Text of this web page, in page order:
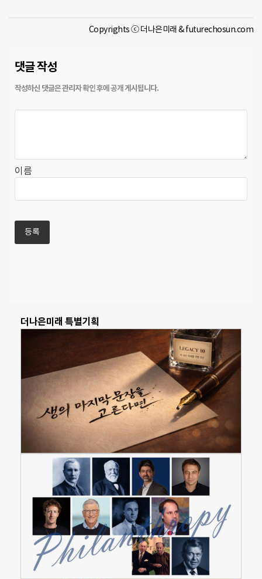
Copyrights ⓒ 더나은미래 & futurechosun.com
댓글 작성
이름
더나은미래 특별기획